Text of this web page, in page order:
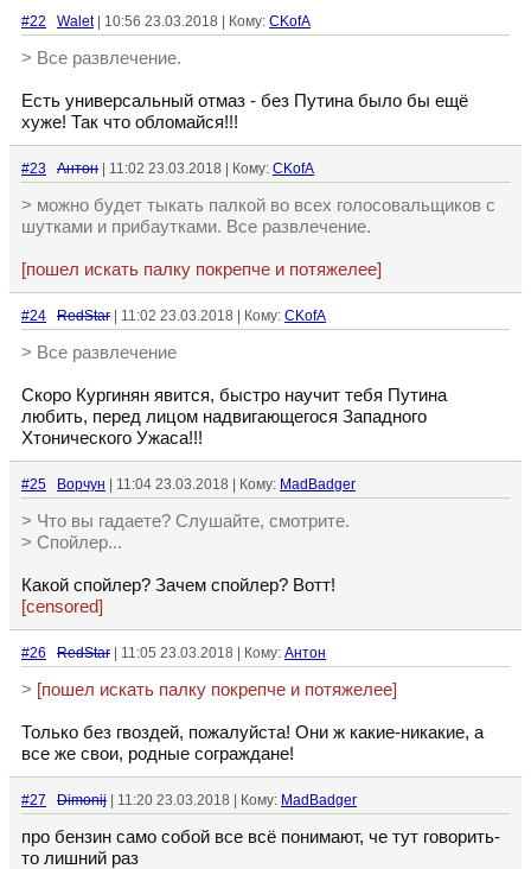
#22 Walet| 10:56 23.03.2018 | Кому: CKofA
> Все развлечение.
Есть универсальный отмаз - без Путина было бы ещё
хуже! Так что обломайся!!!
#23 Антон | 11:02 23.03.2018 | Кому: CKofA
> можно будет тыкать палкой во всех голосовальщиков с
шутками и прибаутками. Все развлечение.
[пошел искать палку покрепче и потяжелее]
#24 RedStar | 11:02 23.03.2018 | Кому: CKofA
> Все развлечение
Скоро Кургинян явится, быстро научит тебя Путина
любить, перед лицом надвигающегося Западного
Хтонического Ужаса!!!
#25 Ворчун | 11:04 23.03.2018 | Кому: MadBadger
> Что вы гадаете? Слушайте, смотрите.
> Спойлер...
Какой спойлер? Зачем спойлер? Вотт!
[censored]
#26 RedStar | 11:05 23.03.2018 | Кому: Антон
> [пошел искать палку покрепче и потяжелее]
Только без гвоздей, пожалуйста! Они ж какие-никакие, а
все же свои, родные сограждане!
#27 Dimonij | 11:20 23.03.2018 | Кому: MadBadger
про бензин само собой все всё понимают, че тут говорить-
то лишний раз